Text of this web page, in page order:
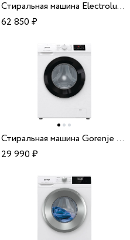
Стиральная машина Electrolux EW6T5R061
62 850₽
Стиральная машина Gorenje W1HE72SFS
29 990₽